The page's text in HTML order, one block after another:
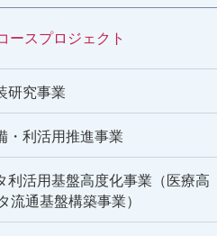
ースプロジェクト
研究事業
・利活用推進事業
利活用基盤高度化事業（医療高
流通基盤構築事業）